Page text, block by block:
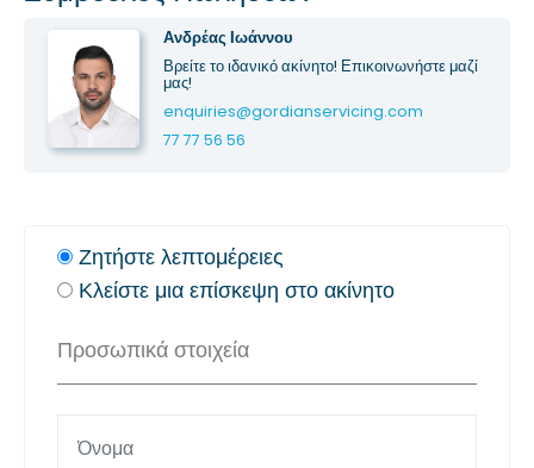
Ανδρέας Ιωάννου
Βρείτε το ιδανικό ακίνητο! Επικοινωνήστε μαζί
μας!
enquiries@gordianservicing.com
77 77 56 56
Ζητήστε λεπτομέρειες
Κλείστε μια επίσκεψη στο ακίνητο
Προσωπικά στοιχεία